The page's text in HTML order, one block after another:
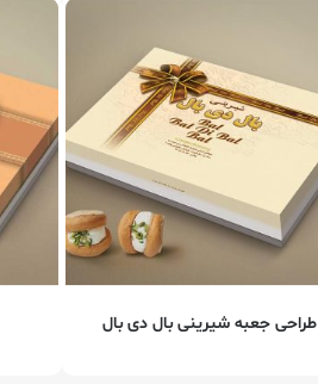
طراحی جعبه شیرینی بال دی بال